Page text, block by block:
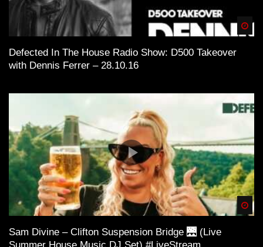
Lofi House mix vol 1
Lofi House mix vol 3
Lofi House mix vol 4
LoFi House – め S U M M E R 1 9 9 7
め
Lofi House mix vol 5
Defected In The House Radio Show: D500 Takeover
with Dennis Ferrer – 28.10.16
Sam Divine – Clifton Suspension Bridge 🌉 (Live